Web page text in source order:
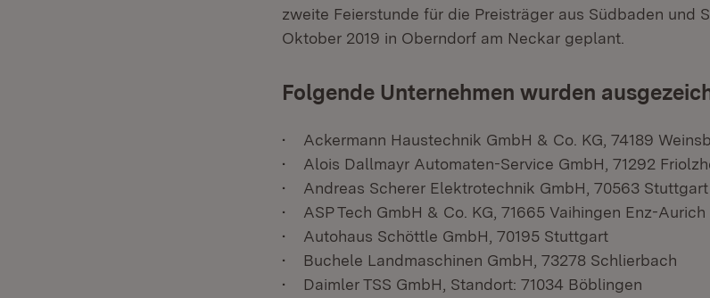
zweite Feierstunde für die Preisträger aus Südbaden und
Oktober 2019 in Oberndorf am Neckar geplant.
Folgende Unternehmen wurden
• Ackermann Haustechnik GmbH & Co. KG, 74189
• Alois Dallmayr Automaten-Service GmbH, 71292
• Andreas Scherer Elektrotechnik GmbH, 70563 Stuttgart
• ASP Tech GmbH & Co. KG, 71665 Vaihingen Enz-Aurich
• Autohaus Schöttle GmbH, 70195 Stuttgart
• Buchele Landmaschinen GmbH, 73278 Schlierbach
• Daimler TSS GmbH, Standort: 71034 Böblingen